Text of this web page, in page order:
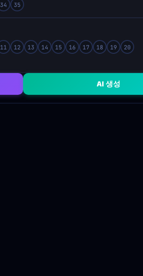
34 35
11 12 13 14 15 16 17 18 19 20
AI 생성